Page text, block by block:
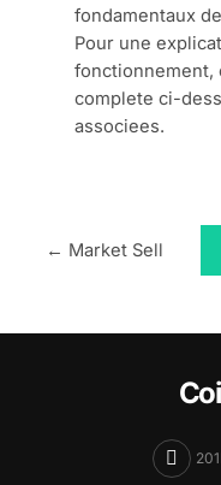
fondamentaux
Pour une
fonctionnement,
complete ci-
associees.
← Market Sell